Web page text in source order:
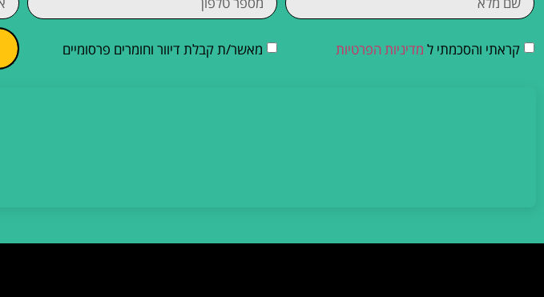
קראתי והסכמתי ל מדיניות הפרטיות מאשר/ת קבלת דיוור וחומרים פרסומיים